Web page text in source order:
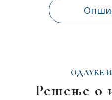
ОДЛУКЕ
Решење о